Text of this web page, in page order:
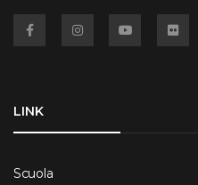
LINK
Scuola